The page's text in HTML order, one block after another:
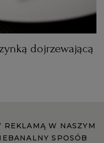
dojrzewającą
REKLAMĄ W NASZYM
SPOSÓB